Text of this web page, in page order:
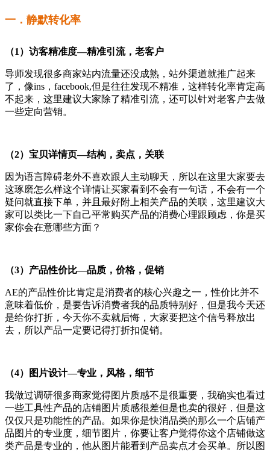
一．静默转化率
（1）访客精准度—精准引流，老客户
导师发现很多商家站内流量还没成熟，站外渠道就推广起来
了，像ins，facebook,但是往往发现不精准，这样转化率肯定高
不起来，这里建议大家除了精准引流，还可以针对老客户去做
一些定向营销。
（2）宝贝详情页—结构，卖点，关联
因为语言障碍老外不喜欢跟人主动聊天，所以在这里大家要去
这琢磨怎么样这个详情让买家看到不会有一句话，不会有一个
疑问就直接下单，并且最好附上相关产品的关联，这里建议大
家可以类比一下自己平常购买产品的消费心理跟顾虑，你是买
家你会在意哪些方面？
（3）产品性价比—品质，价格，促销
AE的产品性价比肯定是消费者的核心兴趣之一，性价比并不
意味着低价，是要告诉消费者我的品质特别好，但是我今天还
是给你打折，今天你不卖就后悔，大家要把这个信号释放出
去，所以产品一定要记得打折扣促销。
（4）图片设计—专业，风格，细节
我做过调研很多商家觉得图片质感不是很重要，我确实也看过
一些工具性产品的店铺图片质感很差但是也卖的很好，但是这
仅仅只是功能性的产品。如果你是快消品类的那么一个店铺产
品图片的专业度，细节图片，你要让客户觉得你这个店铺做这
类产品是专业的，他从图片能看到产品卖点才会买单。所以图